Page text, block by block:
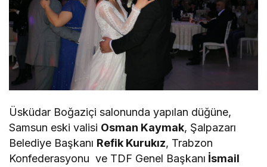
Üsküdar Boğaziçi salonunda yapılan düğüne,
Samsun eski valisi Osman Kaymak, Şalpazarı
Belediye Başkanı Refik Kurukız, Trabzon
Konfederasyonu ve TDF Genel Başkanı İsmail